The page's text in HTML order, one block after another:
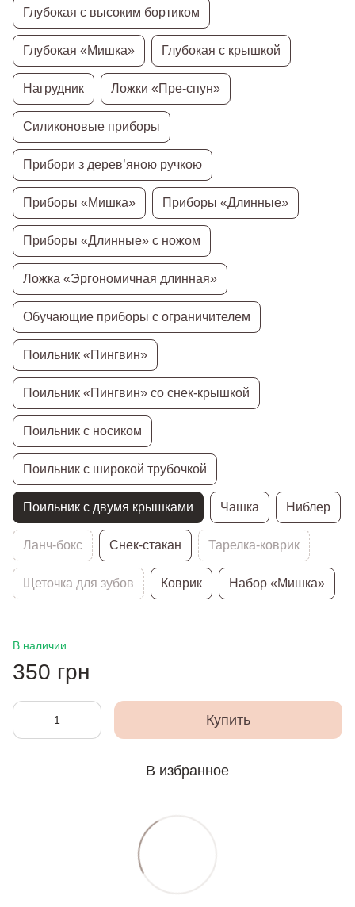
Глубокая с высоким бортиком
Глубокая «Мишка» Глубокая с крышкой
Нагрудник Ложки «Пре-спун»
Силиконовые приборы
Прибори з дерев’яною ручкою
Приборы «Мишка» Приборы «Длинные»
Приборы «Длинные» с ножом
Ложка «Эргономичная длинная»
Обучающие приборы с ограничителем
Поильник «Пингвин»
Поильник «Пингвин» со снек-крышкой
Поильник с носиком
Поильник с широкой трубочкой
Поильник с двумя крышками Чашка Ниблер
Ланч-бокс Снек-стакан Тарелка-коврик
Щеточка для зубов Коврик Набор «Мишка»
В наличии
350 грн
Купить
В избранное